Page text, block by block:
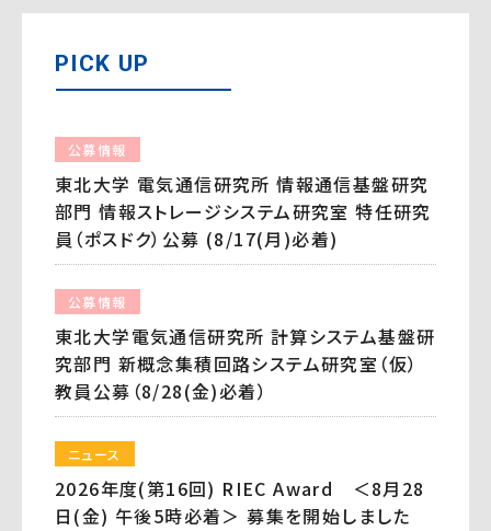
PICK UP
公募情報
東北大学 電気通信研究所 情報通信基盤研究
部門 情報ストレージシステム研究室 特任研究
員（ポスドク）公募 (8/17(月)必着)
公募情報
東北大学電気通信研究所 計算システム基盤研
究部門 新概念集積回路システム研究室（仮）
教員公募（8/28(金)必着）
ニュース
2026年度(第16回) RIEC Award ＜8月28
日(金) 午後5時必着＞ 募集を開始しました